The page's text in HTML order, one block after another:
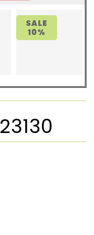
SALE
10%
23130